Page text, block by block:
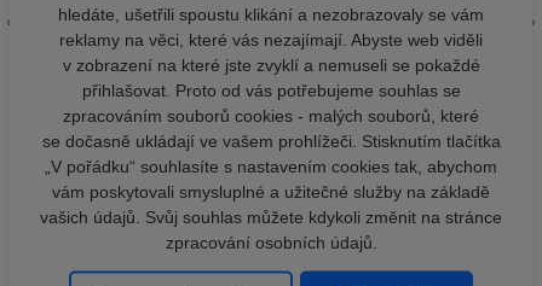
hledáte, ušetřili spoustu klikání a nezobrazovaly se vám
reklamy na věci, které vás nezajímají. Abyste web viděli
v zobrazení na které jste zvyklí a nemuseli se pokaždé
přihlašovat. Proto od vás potřebujeme souhlas se
zpracováním souborů cookies - malých souborů, které
se dočasně ukládají ve vašem prohlížeči. Stisknutím tlačítka
„V pořádku“ souhlasíte s nastavením cookies tak, abychom
vám poskytovali smysluplné a užitečné služby na základě
vašich údajů. Svůj souhlas můžete kdykoli změnit na stránce
zpracování osobních údajů.